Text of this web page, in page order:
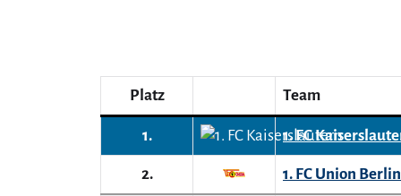
Platz Team
1. 1. FC
2. 1. FC Union Berlin